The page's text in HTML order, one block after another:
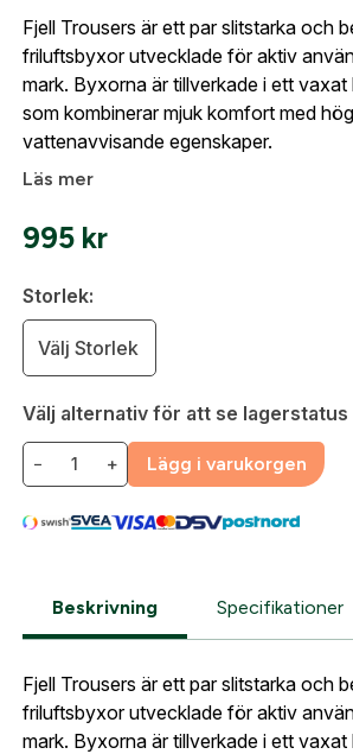
Kontakta oss
Fjell Trousers är ett par slitstarka och
friluftsbyxor utvecklade för aktiv
mark. Byxorna är tillverkade i ett vaxat
som kombinerar mjuk komfort med
vattenavvisande egenskaper.
Läs mer
995 kr
Storlek:
Välj Storlek
Välj alternativ för att se lagerstatus
− + Lägg i varukorgen
Beskrivning Specifikationer
Fjell Trousers är ett par slitstarka och
friluftsbyxor utvecklade för aktiv
mark. Byxorna är tillverkade i ett vaxat
Logga in
Logga in för att handla med dina
fakturabetalning och tillgång till
När du är inloggad hanteras
automatiskt enligt dina inställningar.
E-postadress:*
Glömt lösenord?
Skapa konto
Fyll i dina företags- eller
formuläret så återkommer vi till dig
skapat. I vår FAQ hittar du svar på
frågorna gällande Mitt konto.
Företag- eller Föreningsnamn:
Org. nummer
Leverans & fakturaadress
Gatuadress:*
Postnummer:
Ort:*
Fyll i din e-post adress nedan så
så fort den här produkten är
Green/Willow Green